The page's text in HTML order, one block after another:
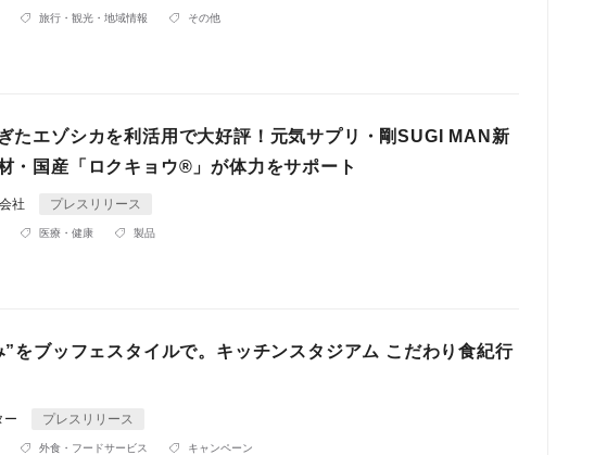
旅行・観光・地域情報 その他
たエゾシカを利活用で大好評！元気サプリ・剛SUGI MAN新
・国産「ロクキョウ®」が体力をサポート
社 プレスリリース
医療・健康 製品
”をブッフェスタイルで。キッチンスタジアム こだわり食紀行
ー プレスリリース
外食・フードサービス キャンペーン